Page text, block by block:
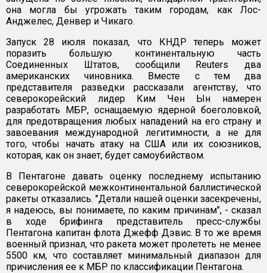
она могла бы угрожать таким городам, как Лос-
Анджелес, Денвер и Чикаго.
Запуск 28 июля показал, что КНДР теперь может
поразить большую континентальную часть
Соединенных Штатов, сообщили Reuters два
американских чиновника. Вместе с тем два
представителя разведки рассказали агентству, что
северокорейский лидер Ким Чен Ын намерен
разработать МБР, оснащаемую ядерной боеголовкой,
для предотвращения любых нападений на его страну и
завоевания международной легитимности, а не для
того, чтобы начать атаку на США или их союзников,
которая, как он знает, будет самоубийством.
В Пентагоне давать оценку последнему испытанию
северокорейской межконтинентальной баллистической
ракеты отказались. "Детали нашей оценки засекречены,
я надеюсь, вы понимаете, по каким причинам", - сказал
в ходе брифинга представитель пресс-службы
Пентагона капитан флота Джефф Дэвис. В то же время
военный признал, что ракета может пролететь не менее
5500 км, что составляет минимальный диапазон для
причисления ее к МБР по классификации Пентагона.